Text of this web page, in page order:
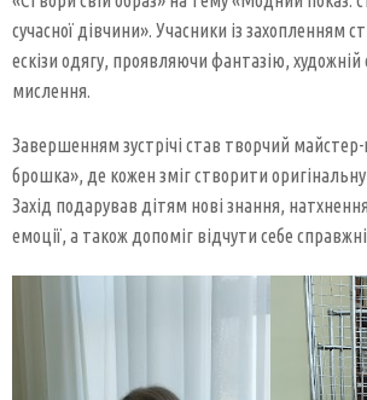
сучасної дівчини». Учасники із захопленням
ескізи одягу, проявляючи фантазію, художній
мислення.
Завершенням зустрічі став творчий
брошка», де кожен зміг створити оригінальну
Захід подарував дітям нові знання,
емоції, а також допоміг відчути себе